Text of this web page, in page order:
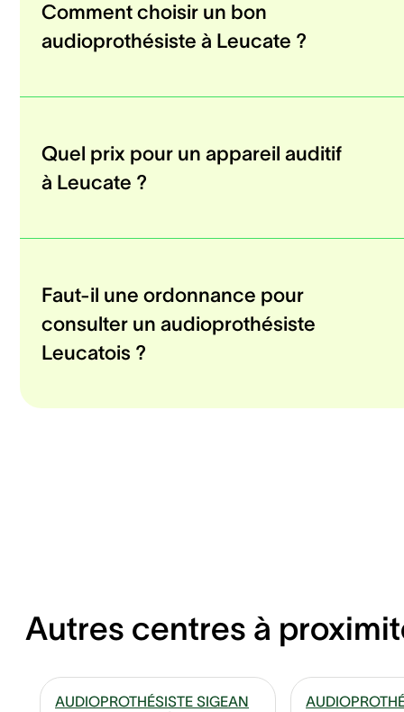
Comment choisir un bon
audioprothésiste à Leucate ?
Quel prix pour un appareil auditif
à Leucate ?
Faut-il une ordonnance pour
consulter un audioprothésiste
Leucatois ?
Autres centres à
AUDIOPROTHÉSISTE SIGEAN